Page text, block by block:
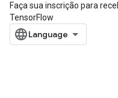
Faça sua inscrição para
TensorFlow